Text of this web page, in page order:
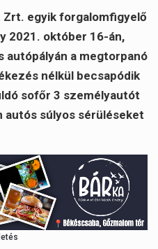
egyik forgalomfigyelő
2021. október 16-án,
autópályán a megtorpanó
nélkül becsapódik
sofőr 3 személyautót
súlyos sérüléseket